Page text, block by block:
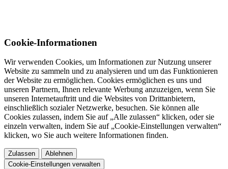
Cookie-Informationen
Wir verwenden Cookies, um Informationen zur Nutzung unserer
Website zu sammeln und zu analysieren und um das Funktionieren
der Website zu ermöglichen. Cookies ermöglichen es uns und
unseren Partnern, Ihnen relevante Werbung anzuzeigen, wenn Sie
unseren Internetauftritt und die Websites von Drittanbietern,
einschließlich sozialer Netzwerke, besuchen. Sie können alle
Cookies zulassen, indem Sie auf „Alle zulassen“ klicken, oder sie
einzeln verwalten, indem Sie auf „Cookie-Einstellungen verwalten“
klicken, wo Sie auch weitere Informationen finden.
Zulassen
Ablehnen
Cookie-Einstellungen verwalten